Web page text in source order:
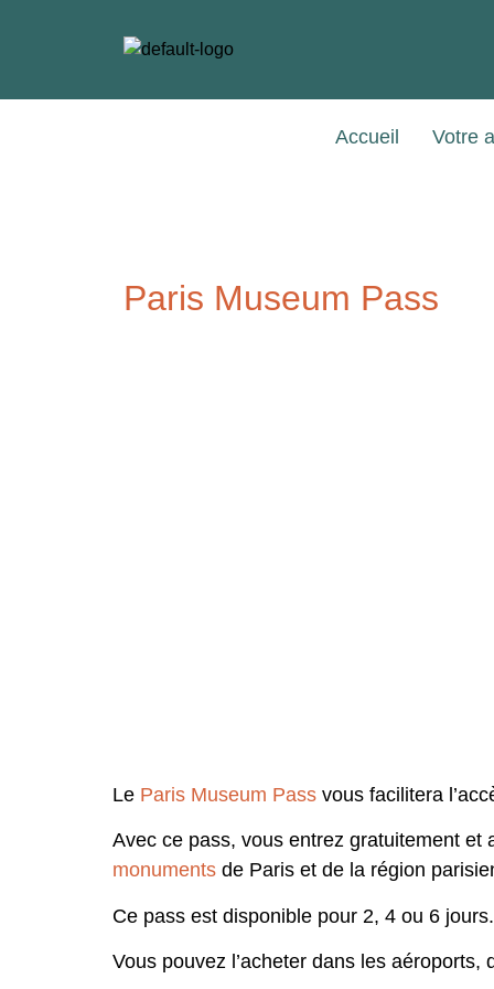
Accueil Votre
Paris Museum Pass
Le Paris Museum Pass vous facilitera
Avec ce pass, vous entrez gratuitement
monuments de Paris et de la région
Ce pass est disponible pour 2, 4 ou 6 jours.
Vous pouvez l’acheter dans les